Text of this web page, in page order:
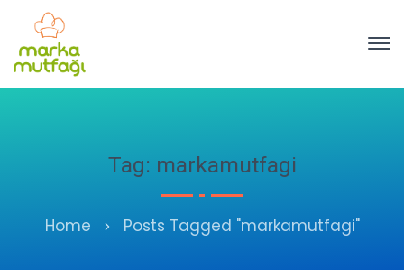
Tag: markamutfagi
Home Posts Tagged "markamutfagi"